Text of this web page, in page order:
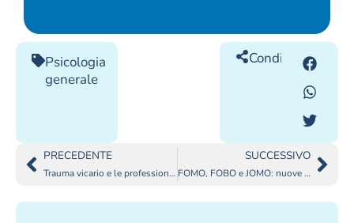
Psicologia
generale
Condividilo
PRECEDENTE
Trauma vicario e le professioni più a rischio
SUCCESSIVO
FOMO, FOBO e JOMO: nuove forme d’ansia nell’era digitale